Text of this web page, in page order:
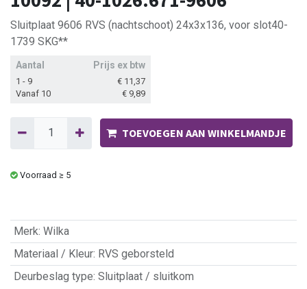
Sluitplaat 9606 RVS (nachtschoot) 24x3x136, voor slot40-
1739 SKG**
Aantal Prijs ex btw
1 - 9 € 11,37
Vanaf 10
€ 9,89
TOEVOEGEN AAN WINKELMANDJE
Voorraad ≥ 5
Merk: Wilka
Materiaal / Kleur: RVS geborsteld
Deurbeslag type: Sluitplaat / sluitkom